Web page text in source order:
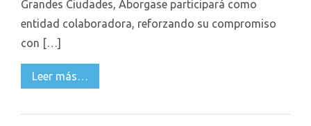
Grandes Ciudades, Aborgase participará como
entidad colaboradora, reforzando su compromiso
con […]
Leer más…